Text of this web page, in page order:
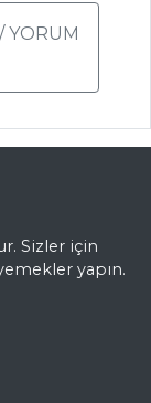
YORUM
Sizler için
yapın.